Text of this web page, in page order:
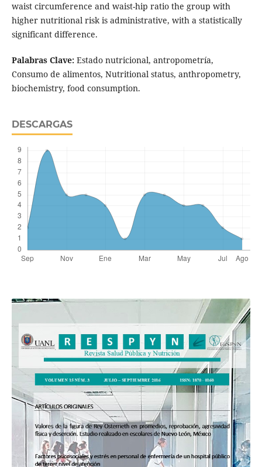
waist circumference and waist-hip ratio the group with
higher nutritional risk is administrative, with a statistically
significant difference.
Palabras Clave:Estado nutricional, antropometría,
Consumo de alimentos, Nutritional status, anthropometry,
biochemistry, food consumption.
DESCARGAS